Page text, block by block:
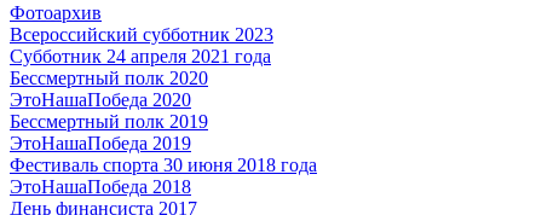
Фотоархив
Всероссийский субботник 2023
Субботник 24 апреля 2021 года
Бессмертный полк 2020
ЭтоНашаПобеда 2020
Бессмертный полк 2019
ЭтоНашаПобеда 2019
Фестиваль спорта 30 июня 2018 года
ЭтоНашаПобеда 2018
День финансиста 2017